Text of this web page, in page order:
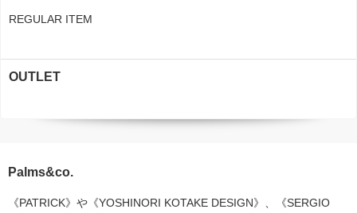
REGULAR ITEM
OUTLET
Palms&co.
《PATRICK》や《YOSHINORI KOTAKE DESIGN》、《SERGIO